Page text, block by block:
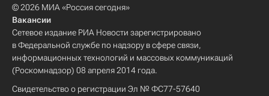
© 2026 МИА «Россия сегодня»
Вакансии
Сетевое издание РИА Новости зарегистрировано
в Федеральной службе по надзору в сфере связи,
информационных технологий и массовых коммуникаций
(Роскомнадзор) 08 апреля 2014 года.
Свидетельство о регистрации Эл № ФС77-57640